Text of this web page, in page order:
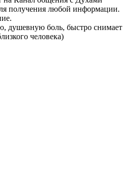
получения любой информации.
душевную боль, быстро снимает
человека)